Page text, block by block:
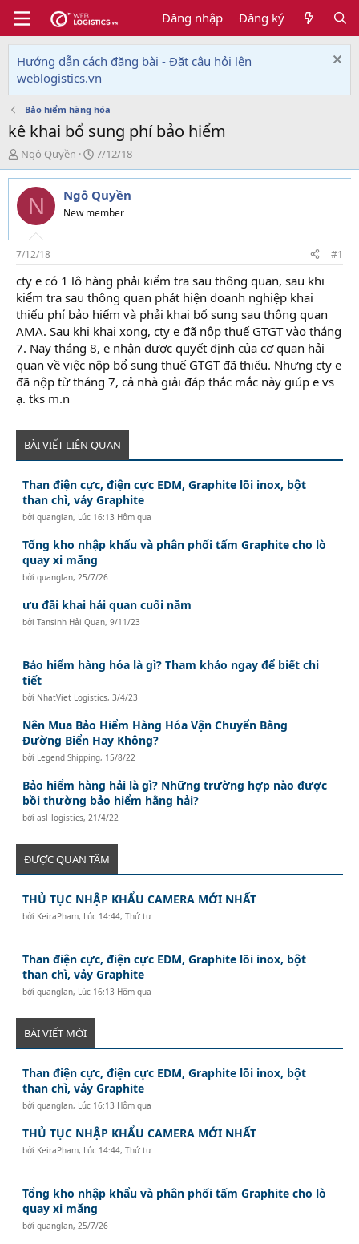
Đăng nhập Đăng ký
Hướng dẫn cách đăng bài - Đặt câu hỏi lên
weblogistics.vn
Bảo hiểm hàng hóa
kê khai bổ sung phí bảo hiểm
T
h
r
e
d
s
t
a
r
t
e
r
Ngô Quyền
N
g
à
y
g
i
7/12/18
N Ngô Quyền
New member
7/12/18 #1
cty e có 1 lô hàng phải kiểm tra sau thông quan, sau khi
kiểm tra sau thông quan phát hiện doanh nghiệp khai
thiếu phí bảo hiểm và phải khai bổ sung sau thông quan
AMA. Sau khi khai xong, cty e đã nộp thuế GTGT vào tháng
7. Nay tháng 8, e nhận được quyết định của cơ quan hải
quan về việc nộp bổ sung thuế GTGT đã thiếu. Nhưng cty e
đã nộp từ tháng 7, cả nhà giải đáp thắc mắc này giúp e vs
ạ. tks m.n
BÀI VIẾT LIÊN QUAN
Than điện cực, điện cực EDM, Graphite lõi inox, bột
than chì, vảy Graphite
bởiquanglan, Lúc 16:13 Hôm qua
Tổng kho nhập khẩu và phân phối tấm Graphite cho lò
quay xi măng
bởiquanglan, 25/7/26
ưu đãi khai hải quan cuối năm
bởiTansinh Hải Quan,9/11/23
Bảo hiểm hàng hóa là gì? Tham khảo ngay để biết chi
tiết
bởi NhatViet Logistics,3/4/23
Nên Mua Bảo Hiểm Hàng Hóa Vận Chuyển Bằng
Đường Biển Hay Không?
bởi Legend Shipping, 15/8/22
Bảo hiểm hàng hải là gì? Những trường hợp nào được
bồi thường bảo hiểm hằng hải?
bởiasl_logistics, 21/4/22
ĐƯỢC QUAN TÂM
THỦ TỤC NHẬP KHẨU CAMERA MỚI NHẤT
bởi KeiraPham, Lúc 14:44, Thứ tư
Than điện cực, điện cực EDM, Graphite lõi inox, bột
than chì, vảy Graphite
bởiquanglan, Lúc 16:13 Hôm qua
BÀI VIẾT MỚI
Than điện cực, điện cực EDM, Graphite lõi inox, bột
than chì, vảy Graphite
bởiquanglan, Lúc 16:13 Hôm qua
THỦ TỤC NHẬP KHẨU CAMERA MỚI NHẤT
bởi KeiraPham, Lúc 14:44, Thứ tư
Tổng kho nhập khẩu và phân phối tấm Graphite cho lò
quay xi măng
bởiquanglan, 25/7/26